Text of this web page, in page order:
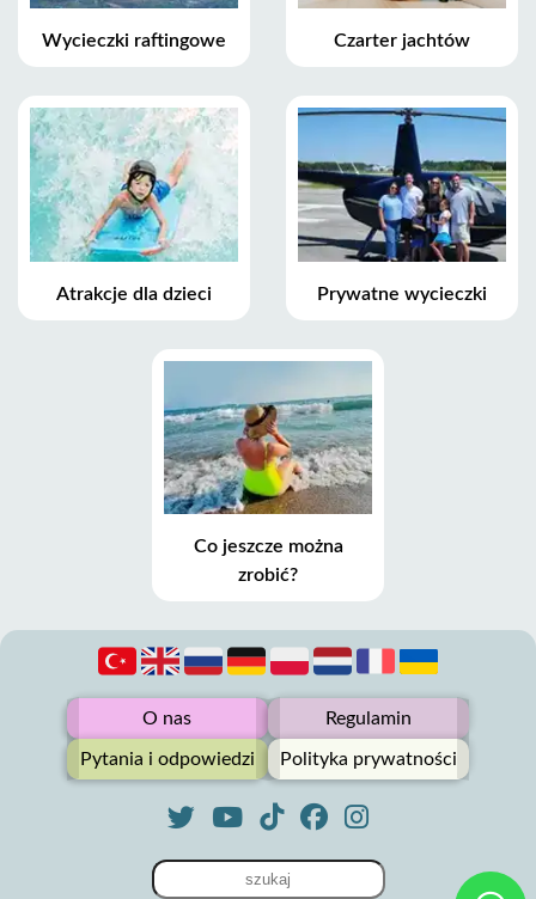
Wycieczki raftingowe Czarter jachtów
Atrakcje dla dzieci Prywatne wycieczki
Co jeszcze można
zrobić?
O nas Regulamin
Pytania i odpowiedzi Polityka prywatności